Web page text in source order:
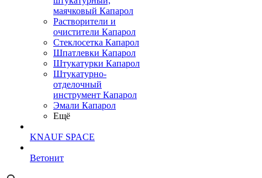
маячковый Капарол
Растворители и
очистители Капарол
Cтеклосетка Капарол
Шпатлевки Капарол
Штукатурки Капарол
Штукатурно-
отделочный
инструмент Капарол
Эмали Капарол
Ещё
KNAUF SPACE
Ветонит